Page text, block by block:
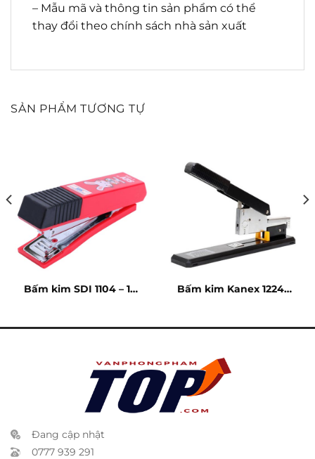
– Mẫu mã và thông tin sản phẩm có thể
thay đổi theo chính sách nhà sản xuất
SẢN PHẨM TƯƠNG TỰ
Bấm kim SDI 1104 – 10
Bấm kim Kanex 1224 –
Đang cập nhật
0777 939 291